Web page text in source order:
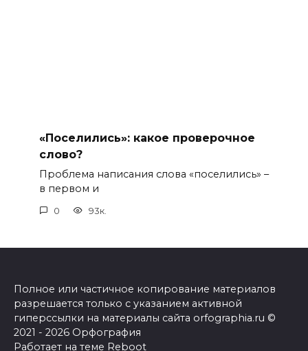
«Поселились»: какое проверочное
слово?
Проблема написания слова «поселились» –
в первом и
0 93к.
Полное или частичное копирование материалов
разрешается только с указанием активной
гиперссылки на материалы сайта orfographia.ru ©
2021 - 2026 Орфография
Работает на теме Reboot